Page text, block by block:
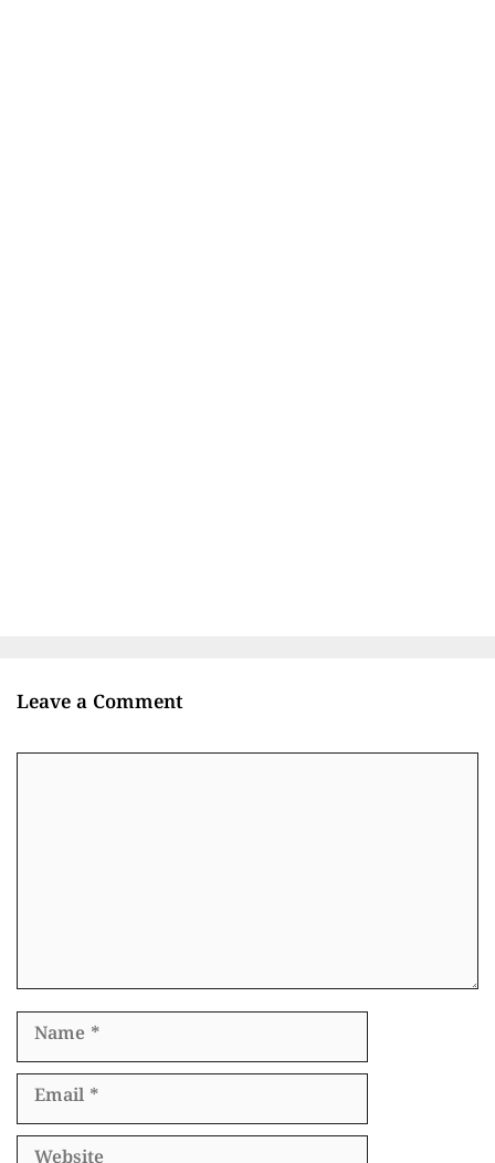
Leave a Comment
Name
Email
Website